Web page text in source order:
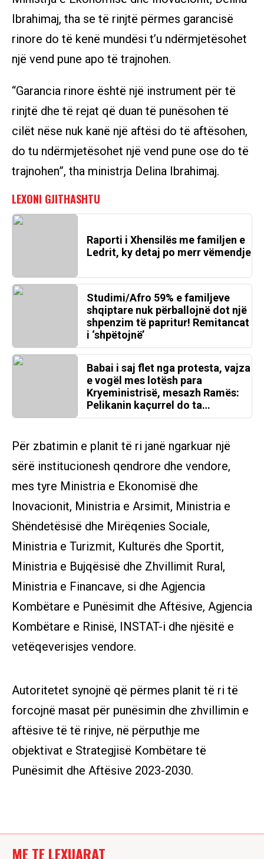
Ibrahimaj, tha se të rinjtë përmes garancisë
rinore do të kenë mundësi t’u ndërmjetësohet
një vend pune apo të trajnohen.
“Garancia rinore është një instrument për të
rinjtë dhe të rejat që duan të punësohen të
cilët nëse nuk kanë një aftësi do të aftësohen,
do tu ndërmjetësohet një vend pune ose do të
trajnohen”, tha ministrja Delina Ibrahimaj.
Raporti i Xhensilës me familjen e
Ledrit, ky detaj po merr vëmendje
Studimi/Afro 59% e familjeve
shqiptare nuk përballojnë dot një
shpenzim të papritur! Remitancat
i ‘shpëtojnë’
Babai i saj flet nga protesta, vajza
e vogël mes lotësh para
Kryeministrisë, mesazh Ramës:
Pelikanin kaçurrel do ta…
Për zbatimin e planit të ri janë ngarkuar një
sërë institucionesh qendrore dhe vendore,
mes tyre Ministria e Ekonomisë dhe
Inovacionit, Ministria e Arsimit, Ministria e
Shëndetësisë dhe Mirëqenies Sociale,
Ministria e Turizmit, Kulturës dhe Sportit,
Ministria e Bujqësisë dhe Zhvillimit Rural,
Ministria e Financave, si dhe Agjencia
Kombëtare e Punësimit dhe Aftësive, Agjencia
Kombëtare e Rinisë, INSTAT-i dhe njësitë e
vetëqeverisjes vendore.
Autoritetet synojnë që përmes planit të ri të
forcojnë masat për punësimin dhe zhvillimin e
aftësive të të rinjve, në përputhje me
objektivat e Strategjisë Kombëtare të
Punësimit dhe Aftësive 2023-2030.
ME TE LEXUARAT